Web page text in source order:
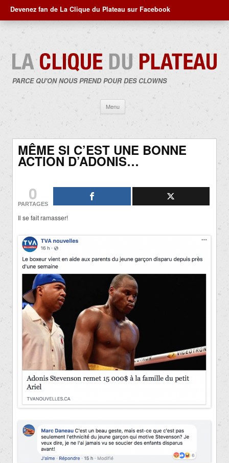
Devenez fan de La Clique du Plateau sur Facebook
PARCE QU'ON NOUS PREND POUR DES CLOWNS
Menu
contenu
MÊME SI C’EST UNE BONNE
ACTION D’ADONIS…
0
PARTAGES
Il se fait ramasser!